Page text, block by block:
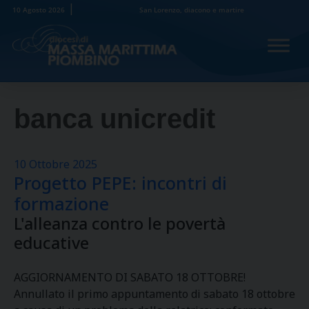
Skip
content
10 Agosto 2026 San Lorenzo, diacono e martire
banca unicredit
10 Ottobre 2025
Progetto PEPE: incontri di
formazione
L'alleanza contro le povertà
educative
AGGIORNAMENTO DI SABATO 18 OTTOBRE!
Annullato il primo appuntamento di sabato 18 ottobre